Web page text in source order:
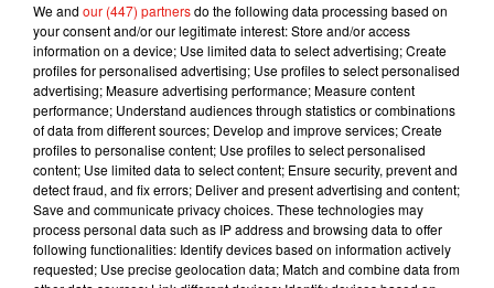
Musique
5 août 2026
Benny Blanco invite Selena Gomez et
Becky G sur son nouveau single
We and our (447) partnersdo the following data processing based on
your consent and/or our legitimate interest: Store and/or access
information on a device; Use limited data to select advertising; Create
profiles for personalised advertising; Use profiles to select personalised
advertising; Measure advertising performance; Measure content
performance; Understand audiences through statistics or combinations
of data from different sources; Develop and improve services; Create
profiles to personalise content; Use profiles to select personalised
content; Use limited data to select content; Ensure security, prevent and
detect fraud, and fix errors; Deliver and present advertising and content;
Save and communicate privacy choices. These technologies may
process personal data such as IP address and browsing data to offer
following functionalities: Identify devices based on information actively
requested; Use precise geolocation data; Match and combine data from